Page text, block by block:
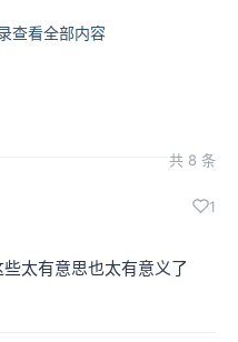
普鲁塔克记述的马拉松跑
现在众所周知的有关马拉
查看全部内容
共 8 条
1
太有意思也太有意义了